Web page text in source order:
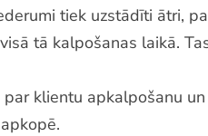
tiek uzstādīti ātri,
tā kalpošanas laikā.
klientu apkalpošanu